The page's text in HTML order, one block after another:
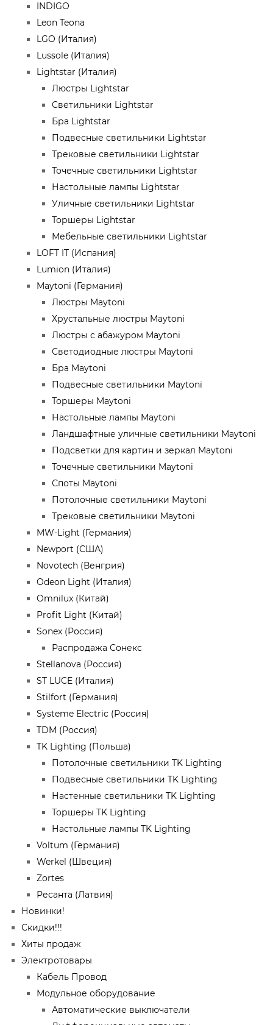
INDIGO
Leon Teona
LGO (Италия)
Lussole (Италия)
Lightstar (Италия)
Люстры Lightstar
Светильники Lightstar
Бра Lightstar
Подвесные светильники Lightstar
Трековые светильники Lightstar
Точечные светильники Lightstar
Настольные лампы Lightstar
Уличные светильники Lightstar
Торшеры Lightstar
Мебельные светильники Lightstar
LOFT IT (Испания)
Lumion (Италия)
Maytoni (Германия)
Люстры Maytoni
Хрустальные люстры Maytoni
Люстры с абажуром Maytoni
Светодиодные люстры Maytoni
Бра Maytoni
Подвесные светильники Maytoni
Торшеры Maytoni
Настольные лампы Maytoni
Ландшафтные уличные светильники Maytoni
Подсветки для картин и зеркал Maytoni
Точечные светильники Maytoni
Споты Maytoni
Потолочные светильники Maytoni
Трековые светильники Maytoni
MW-Light (Германия)
Newport (США)
Novotech (Венгрия)
Odeon Light (Италия)
Omnilux (Китай)
Profit Light (Китай)
Sonex (Россия)
Распродажа Сонекс
Stellanova (Россия)
ST LUCE (Италия)
Stilfort (Германия)
Systeme Electric (Россия)
TDM (Россия)
TK Lighting (Польша)
Потолочные светильники TK Lighting
Подвесные светильники TK Lighting
Настенные светильники TK Lighting
Торшеры TK Lighting
Настольные лампы TK Lighting
Voltum (Германия)
Werkel (Швеция)
Zortes
Ресанта (Латвия)
Новинки!
Скидки!!!
Хиты продаж
Электротовары
Кабель Провод
Модульное оборудование
Автоматические выключатели